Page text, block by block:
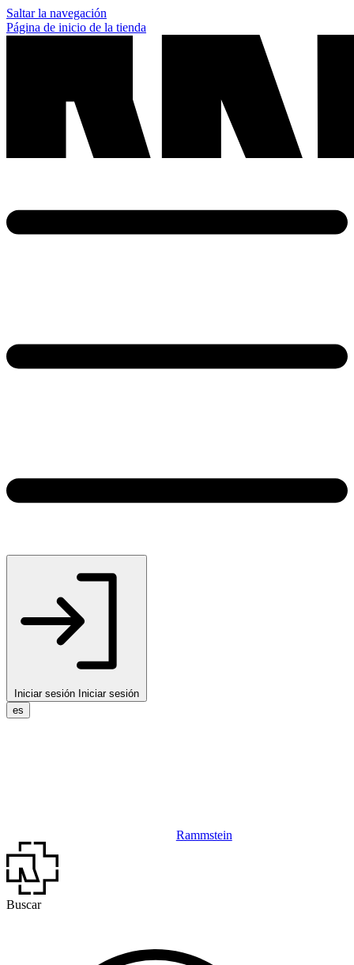
Saltar la navegación
Página de inicio de la tienda
Iniciar sesión Iniciar sesión
es
Rammstein
Buscar